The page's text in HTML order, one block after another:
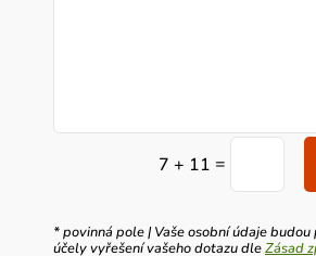
7 + 11 =
* povinná pole | Vaše osobní údaje
účely vyřešení vašeho dotazu dleZásad